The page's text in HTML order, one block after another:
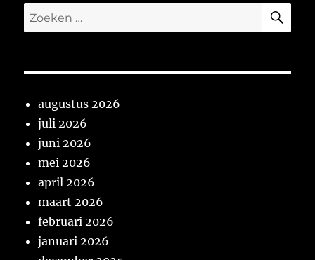
Zoeken
naar:
augustus 2026
juli 2026
juni 2026
mei 2026
april 2026
maart 2026
februari 2026
januari 2026